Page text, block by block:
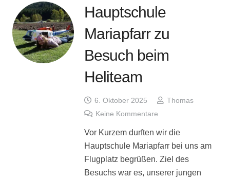
Hauptschule
Mariapfarr zu
Besuch beim
Heliteam
6. Oktober 2025
Thomas
Keine Kommentare
Vor Kurzem durften wir die
Hauptschule Mariapfarr bei uns am
Flugplatz begrüßen. Ziel des
Besuchs war es, unserer jungen